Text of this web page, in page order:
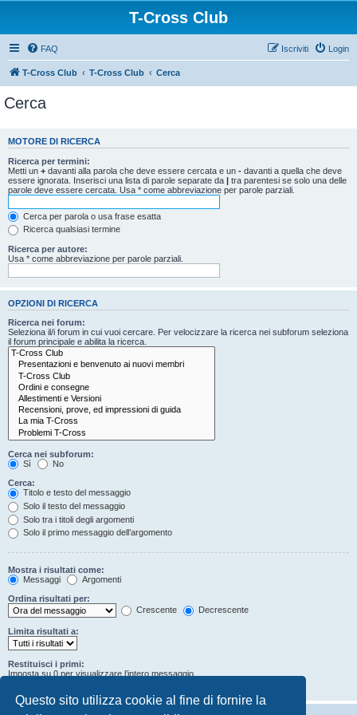
Questo sito utilizza cookie al fine di fornire la
T-Cross Club
FAQ Login
Iscriviti
T-Cross Club T-Cross Club Cerca
Cerca
MOTORE DI RICERCA
Ricerca per termini:
Metti un + davanti alla parola che deve essere cercata e un - davanti a quella che deve
essere ignorata. Inserisci una lista di parole separate da | tra parentesi se solo una delle
parole deve essere cercata. Usa * come abbreviazione per parole parziali.
Cerca per parola o usa frase esatta
Ricerca qualsiasi termine
Ricerca per autore:
Usa * come abbreviazione per parole parziali.
OPZIONI DI RICERCA
Ricerca nei forum:
Seleziona il/i forum in cui vuoi cercare. Per velocizzare la ricerca nei subforum seleziona
il forum principale e abilita la ricerca.
Cerca nei subforum:
Sì
No
Cerca:
Titolo e testo del messaggio
Solo il testo del messaggio
Solo tra i titoli degli argomenti
Solo il primo messaggio dell’argomento
Mostra i risultati come:
Messaggi
Argomenti
Ordina risultati per:
Crescente
Decrescente
Limita risultati a:
Restituisci i primi:
Imposta su 0 per visualizzare l’intero messaggio.